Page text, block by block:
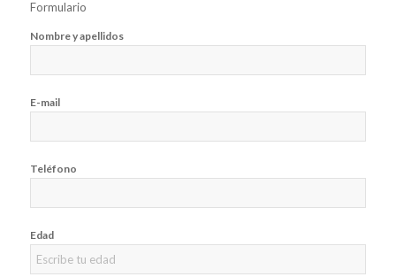
Formulario
Nombre y apellidos
E-mail
Teléfono
Edad